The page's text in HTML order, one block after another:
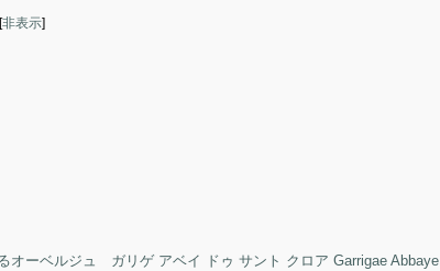
[非表示]
オーベルジュ ガリゲ アベイ ドゥ サント クロア Garrigae Abbaye